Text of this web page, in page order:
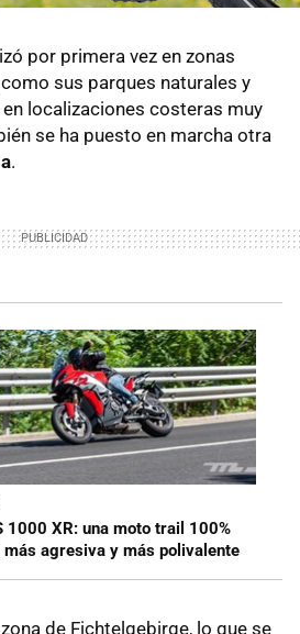
por primera vez en zonas
sus parques naturales y
localizaciones costeras muy
se ha puesto en marcha otra
.
1000 XR: una moto trail 100%
agresiva y más polivalente
de Fichtelgebirge, lo que se